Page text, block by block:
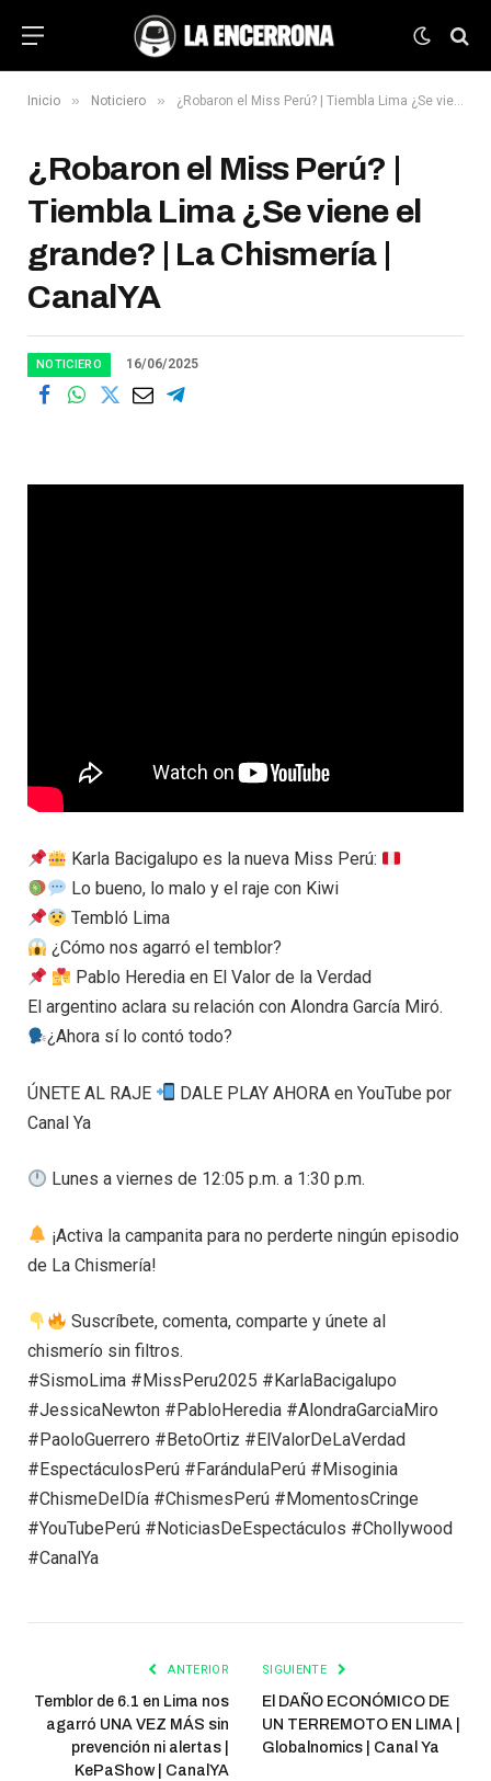
Inicio » Noticiero » ¿Robaron el Miss Perú? | Tiembla Lima ¿Se viene el grande? | La Chismería | CanalYA
¿Robaron el Miss Perú? |
Tiembla Lima ¿Se viene el
grande? | La Chismería |
CanalYA
NOTICIERO 16/06/2025
Karla Bacigalupo es la nueva Miss Perú:
Lo bueno, lo malo y el raje con Kiwi
Tembló Lima
¿Cómo nos agarró el temblor?
Pablo Heredia en El Valor de la Verdad
El argentino aclara su relación con Alondra García Miró.
¿Ahora sí lo contó todo?
ÚNETE AL RAJE
DALE PLAY AHORA en YouTube por
Canal Ya
Lunes a viernes de 12:05 p.m. a 1:30 p.m.
¡Activa la campanita para no perderte ningún episodio
de La Chismería!
Suscríbete, comenta, comparte y únete al
chismerío sin filtros.
#SismoLima #MissPeru2025 #KarlaBacigalupo
#JessicaNewton #PabloHeredia #AlondraGarciaMiro
#PaoloGuerrero #BetoOrtiz #ElValorDeLaVerdad
#EspectáculosPerú #FarándulaPerú #Misoginia
#ChismeDelDía #ChismesPerú #MomentosCringe
#YouTubePerú #NoticiasDeEspectáculos #Chollywood
#CanalYa
ANTERIOR
Temblor de 6.1 en Lima nos
agarró UNA VEZ MÁS sin
prevención ni alertas |
KePaShow | CanalYA
SIGUIENTE
El DAÑO ECONÓMICO DE
UN TERREMOTO EN LIMA |
Globalnomics | Canal Ya